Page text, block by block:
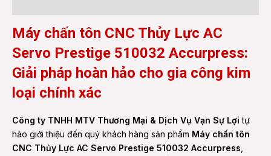
Máy chấn tôn CNC Thủy Lực AC
Servo Prestige 510032 Accurpress:
Giải pháp hoàn hảo cho gia công kim
loại chính xác
Công ty TNHH MTV Thương Mại & Dịch Vụ Vạn Sự Lợi tự
hào giới thiệu đến quý khách hàng sản phẩm Máy chấn tôn
CNC Thủy Lực AC Servo Prestige 510032 Accurpress